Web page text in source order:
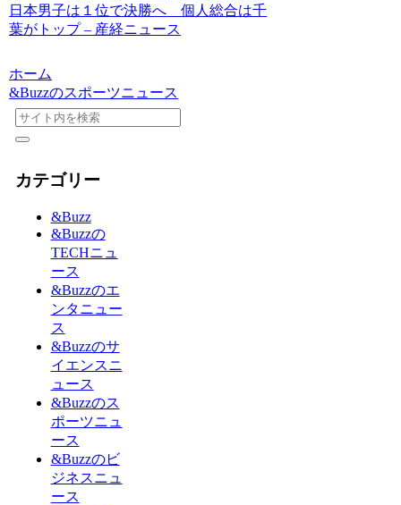
日本男子は１位で決勝へ 個人総合は千
葉がトップ – 産経ニュース
ホーム
&Buzzのスポーツニュース
カテゴリー
&Buzz
&Buzzの
TECHニュ
ース
&Buzzのエ
ンタニュー
ス
&Buzzのサ
イエンスニ
ュース
&Buzzのス
ポーツニュ
ース
&Buzzのビ
ジネスニュ
ース